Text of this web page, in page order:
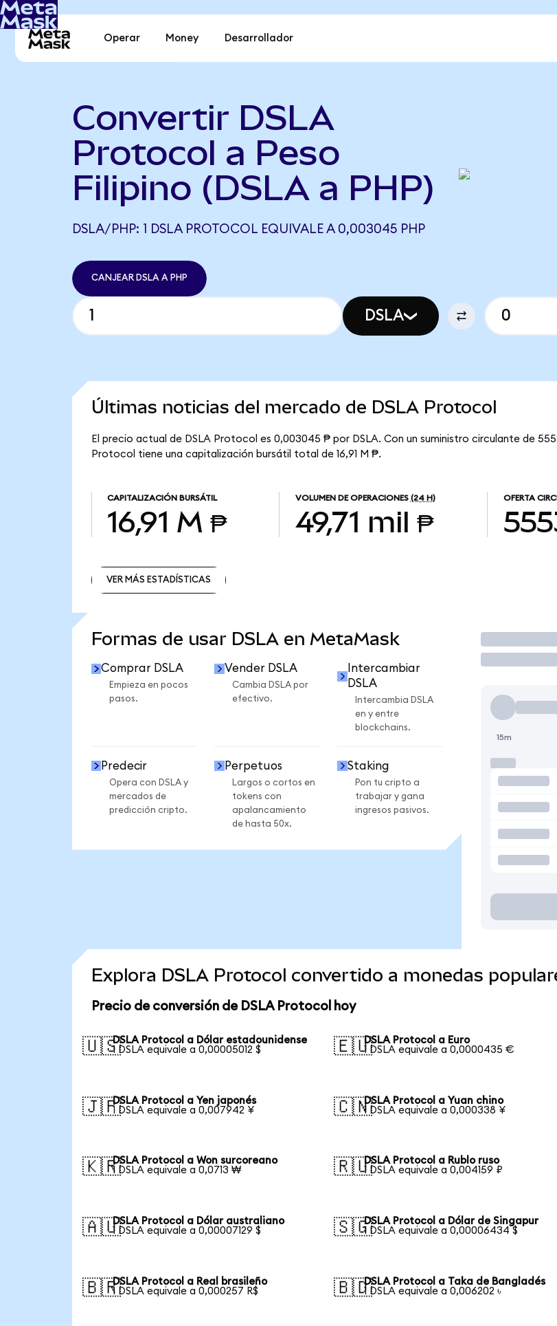
Operar Money Desarrollador
Convertir DSLA
Protocol a Peso
Filipino (DSLA a PHP)
DSLA/PHP: 1 DSLA PROTOCOL EQUIVALE A 0,003045 PHP
CANJEAR DSLA A PHP
DSLA
Últimas noticias del mercado de DSLA Protocol
El precio actual de DSLA Protocol es 0,003045 ₱ por DSLA. Con un suministro circulante de
Protocol tiene una capitalización bursátil total de 16,91 M ₱.
CAPITALIZACIÓN BURSÁTIL
16,91 M ₱
VOLUMEN DE OPERACIONES (24 H)
49,71 mil ₱
OFERTA
VER MÁS ESTADÍSTICAS
Formas de usar DSLA en MetaMask
Comprar DSLA
Empieza en pocos
pasos.
Vender DSLA
Cambia DSLA por
efectivo.
Intercambiar
DSLA
Intercambia DSLA
en y entre
blockchains.
Predecir
Opera con DSLA y
mercados de
predicción cripto.
Perpetuos
Largos o cortos en
tokens con
apalancamiento
de hasta 50x.
Staking
Pon tu cripto a
trabajar y gana
ingresos pasivos.
Operar
15m
Explora DSLA Protocol convertido a monedas
Precio de conversión de DSLA Protocol hoy
🇺🇸DSLA Protocol a Dólar estadounidense
1 DSLA equivale a 0,00005012 $
🇪🇺DSLA Protocol a Euro
1 DSLA equivale a 0,0000435 €
🇯🇵DSLA Protocol a Yen japonés
1 DSLA equivale a 0,007942 ¥
🇨🇳DSLA Protocol a Yuan chino
1 DSLA equivale a 0,000338 ¥
🇰🇷DSLA Protocol a Won surcoreano
1 DSLA equivale a 0,0713 ₩
🇷🇺DSLA Protocol a Rublo ruso
1 DSLA equivale a 0,004159 ₽
🇦🇺DSLA Protocol a Dólar australiano
1 DSLA equivale a 0,00007129 $
🇸🇬DSLA Protocol a Dólar de Singapur
1 DSLA equivale a 0,00006434 $
🇧🇷DSLA Protocol a Real brasileño
1 DSLA equivale a 0,000257 R$
🇧🇩DSLA Protocol a Taka de Bangladés
1 DSLA equivale a 0,006202 ৳